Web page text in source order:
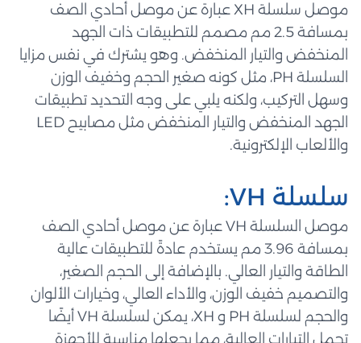
موصل سلسلة XH عبارة عن موصل أحادي الصف
بمسافة 2.5 مم مصمم للتطبيقات ذات الجهد
المنخفض والتيار المنخفض. وهو يشترك في نفس مزايا
السلسلة PH، مثل كونه صغير الحجم وخفيف الوزن
وسهل التركيب، ولكنه يلبي على وجه التحديد تطبيقات
الجهد المنخفض والتيار المنخفض مثل مصابيح LED
والألعاب الإلكترونية.
سلسلة VH:
موصل السلسلة VH عبارة عن موصل أحادي الصف
بمسافة 3.96 مم يستخدم عادةً للتطبيقات عالية
الطاقة والتيار العالي. بالإضافة إلى الحجم الصغير،
والتصميم خفيف الوزن، والأداء العالي، وخيارات الألوان
والحجم لسلسلة PH و XH، يمكن لسلسلة VH أيضًا
تحمل التيارات العالية، مما يجعلها مناسبة للأجهزة